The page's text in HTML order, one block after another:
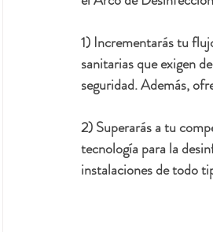
1) Incrementarás tu
sanitarias que exigen
seguridad. Además,
2) Superarás a tu
tecnología para la
instalaciones de todo